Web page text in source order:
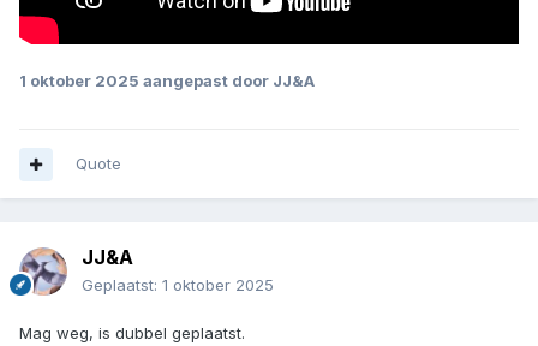
1 oktober 2025 aangepast door JJ&A
Quote
JJ&A
Geplaatst: 1 oktober 2025
Mag weg, is dubbel geplaatst.